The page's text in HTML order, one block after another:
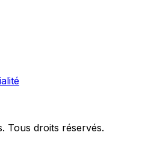
Tous droits réservés.